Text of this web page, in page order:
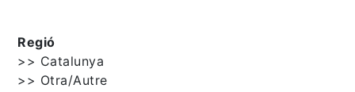
Regió
>> Catalunya
>> Otra/Autre